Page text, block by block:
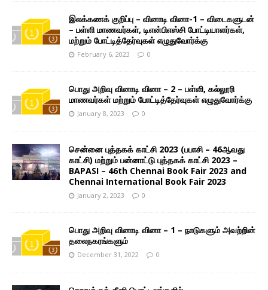
இலக்கணக் குறிப்பு – வினாடி வினா-1 – விடைகளுடன்
– பள்ளி மாணவர்கள், டிஎன்பிஎஸ்சி போட்டியாளர்கள்,
மற்றும் போட்டித்தேர்வுகள் எழுதுவோர்க்கு
February 6, 2023 0
பொது அறிவு வினாடி வினா – 2 – பள்ளி, கல்லூரி
மாணவர்கள் மற்றும் போட்டித்தேர்வுகள் எழுதுவோர்க்கு
January 8, 2023 0
சென்னை புத்தகக் காட்சி 2023 (பபாசி – 46ஆவது
காட்சி) மற்றும் பன்னாட்டு புத்தகக் காட்சி 2023 –
BAPASI – 46th Chennai Book Fair 2023 and
Chennai International Book Fair 2023
January 2, 2023 0
பொது அறிவு வினாடி வினா – 1 – நாடுகளும் அவற்றின்
தலைநகரங்களும்
December 31, 2022 0